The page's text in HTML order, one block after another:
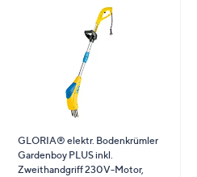
GLORIA® elektr. Bodenkrümler
Gardenboy PLUS inkl.
Zweithandgriff 230V-Motor,